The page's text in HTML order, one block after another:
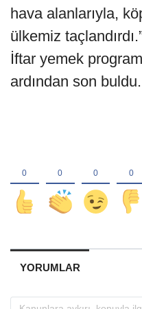
hava alanlarıyla,
ülkemiz
İftar yemek
ardından son buldu.
YORUMLAR